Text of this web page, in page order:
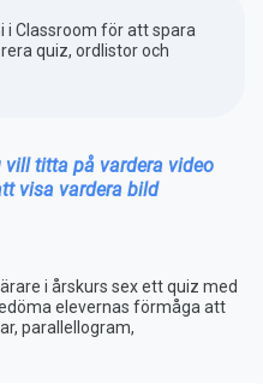
i Classroom för att spara
quiz, ordlistor och
vill titta på vardera video
visa vardera bild
i årskurs sex ett quiz med
elevernas förmåga att
parallellogram,